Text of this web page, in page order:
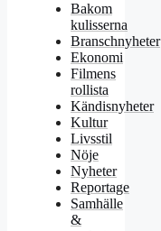
Bakom
kulisserna
Branschnyheter
Ekonomi
Filmens
rollista
Kändisnyheter
Kultur
Livsstil
Nöje
Nyheter
Reportage
Samhälle
&